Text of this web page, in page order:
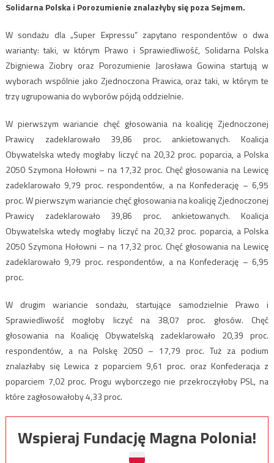
Solidarna Polska i Porozumienie znalazłyby się poza Sejmem.
W sondażu dla „Super Expressu” zapytano respondentów o dwa
warianty: taki, w którym Prawo i Sprawiedliwość, Solidarna Polska
Zbigniewa Ziobry oraz Porozumienie Jarosława Gowina startują w
wyborach wspólnie jako Zjednoczona Prawica, oraz taki, w którym te
trzy ugrupowania do wyborów pójdą oddzielnie.
W pierwszym wariancie chęć głosowania na koalicję Zjednoczonej
Prawicy zadeklarowało 39,86 proc. ankietowanych. Koalicja
Obywatelska wtedy mogłaby liczyć na 20,32 proc. poparcia, a Polska
2050 Szymona Hołowni – na 17,32 proc. Chęć głosowania na Lewicę
zadeklarowało 9,79 proc. respondentów, a na Konfederację – 6,95
proc. W pierwszym wariancie chęć głosowania na koalicję Zjednoczonej
Prawicy zadeklarowało 39,86 proc. ankietowanych. Koalicja
Obywatelska wtedy mogłaby liczyć na 20,32 proc. poparcia, a Polska
2050 Szymona Hołowni – na 17,32 proc. Chęć głosowania na Lewicę
zadeklarowało 9,79 proc. respondentów, a na Konfederację – 6,95
proc.
W drugim wariancie sondażu, startujące samodzielnie Prawo i
Sprawiedliwość mogłoby liczyć na 38,07 proc. głosów. Chęć
głosowania na Koalicję Obywatelską zadeklarowało 20,39 proc.
respondentów, a na Polskę 2050 – 17,79 proc. Tuż za podium
znalazłaby się Lewica z poparciem 9,61 proc. oraz Konfederacja z
poparciem 7,02 proc. Progu wyborczego nie przekroczyłoby PSL, na
które zagłosowałoby 4,33 proc.
Wspieraj Fundację Magna Polonia!